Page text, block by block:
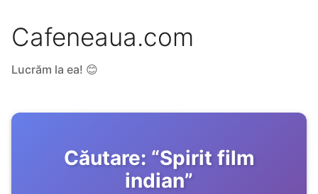
Cafeneaua.com
Lucrăm la ea! 😊
Căutare: “Spirit film
indian”